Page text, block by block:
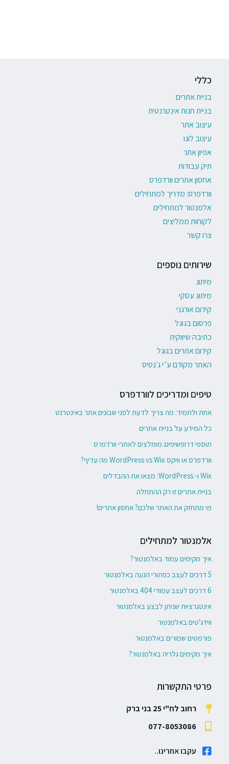
כללי
בניית אתרים
בניית חנות אינטרנטית
עיצוב אתר
עיצוב לוגו
אפיון אתר
תיק עבודות
אחסון אתרים וורדפרס
וורדפרס: מדריך למתחילים
אלמנטור למתחילים
לקוחות ממליצים
צרו קשר
שירותים נוספים
מיתוג
מיתוג עסקי
קידום אורגני
פרסום בגוגל
כתיבה שיווקית
קידום אתרים בגוגל
האתר מקודם ע״י ג׳נסיס
טיפים ומדריכים לוורדפרס
אחת ולתמיד: מה צריך לדעת לפני שבונים אתר באינטרנט
כל המידע על בניית אתרים
תוספי דרופשיפינג מומלצים לאתרי וורדפרס
וורדפרס או וויקס WordPress vs Wix מה עדיף?
Wix ו- WordPress: מצאו את ההבדלים
בניית אתרים זו רק ההתחלה
מי מתחזק את האתר שלכם? אחסון אתרים!
אלמנטור למתחילים
איך מקימים עמוד באלמנטור?
5 דרכים לעצב כפתורי הנעה באלמנטור
6 דרכים לעצב עמודי 404 באלמנטור
אינטגרציות שניתן לבצע באלמנטור
ווידג'טים באלמנטור
פורמטים שמורים באלמנטור
איך מקימים גלריה באלמנטור?
פרטי התקשרות
רחוב לח"י 25 בני ברק
077-8053086
עקבו אחרינו..